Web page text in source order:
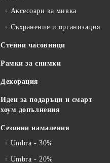
Аксесоари за мивка
Съхранение и организация
Стенни часовници
Рамки за снимки
Декорация
Идеи за подаръци и смарт
хоум допълнения
Сезонни намаления
Umbra - 30%
Umbra - 20%